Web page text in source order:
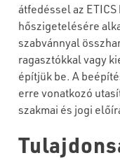
átfedéssel az
hőszigetelésére
szabvánnyal
ragasztókkal vagy
építjük be. A
erre vonatkozó
szakmai és jogi